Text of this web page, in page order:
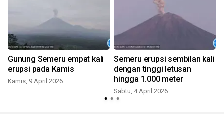
Gunung Semeru empat kali
erupsi pada Kamis
Kamis, 9 April 2026
Semeru erupsi sembilan kali
dengan tinggi letusan
hingga 1.000 meter
Sabtu, 4 April 2026